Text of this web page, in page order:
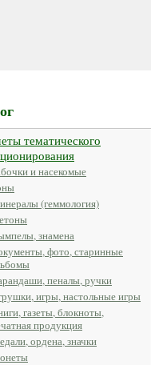
тематического
и насекомые
(геммология)
знамена
фото, старинные
пеналы, ручки
игры, настольные игры
газеты, блокноты,
продукция
ордена, значки